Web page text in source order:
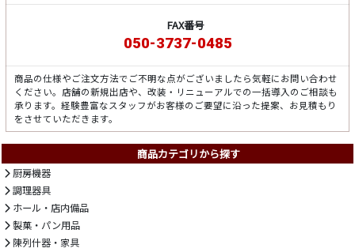
FAX番号
050-3737-0485
商品の仕様やご注文方法でご不明な点がございましたら気軽にお問い合わせ
ください。店舗の新規出店や、改装・リニューアルでの一括導入のご相談も
承ります。経験豊富なスタッフがお客様のご要望に沿った提案、お見積もり
をさせていただきます。
商品カテゴリから探す
厨房機器
調理器具
ホール・店内備品
製菓・パン用品
陳列什器・家具